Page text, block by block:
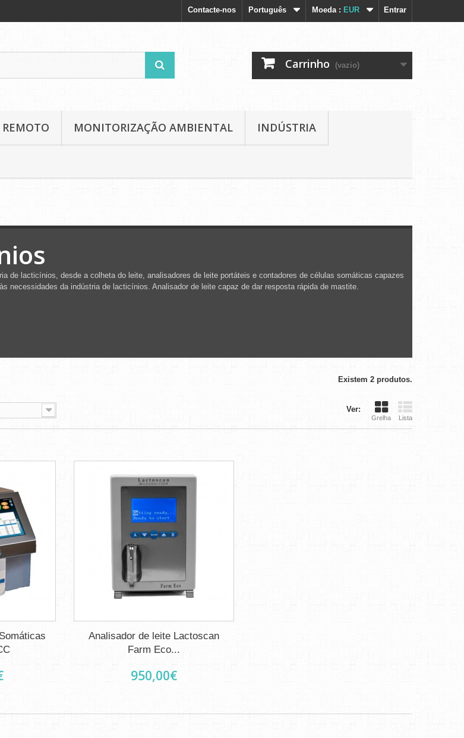
Entrar
Moeda : EUR
Português
Contacte-nos
Carrinho (vazio)
MONITORIZAÇÃO AMBIENTAL INDÚSTRIA
de lacticínios, desde a colheta do leite, analisadores de leite portáteis e contadores de células somáticas capazes
necessidades da indústria de lacticínios. Analisador de leite capaz de dar resposta rápida de mastite.
Existem 2 produtos.
Ver:
Grelha Lista
Analisador de leite Lactoscan
Farm Eco...
950,00€